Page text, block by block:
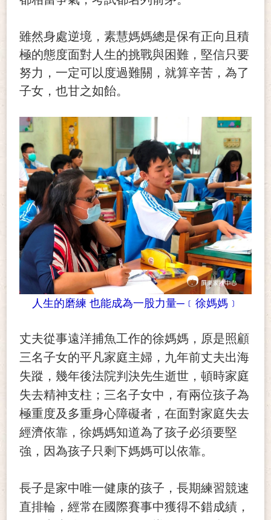
雖然身處逆境，素慧媽媽總是保有正向且積
極的態度面對人生的挑戰與困難，堅信只要
努力，一定可以度過難關，就算辛苦，為了
子女，也甘之如飴。
人生的磨練 也能成為一股力量─﹝ 徐媽媽﹞
丈夫從事遠洋捕魚工作的徐媽媽，原是照顧
三名子女的平凡家庭主婦，九年前丈夫出海
失蹤，幾年後法院判決先生逝世，頓時家庭
失去精神支柱；三名子女中，有兩位孩子為
極重度及多重身心障礙者，在面對家庭失去
經濟依靠，徐媽媽知道為了孩子必須要堅
強，因為孩子只剩下媽媽可以依靠。
長子是家中唯一健康的孩子，長期練習競速
直排輪，經常在國際賽事中獲得不錯成績，